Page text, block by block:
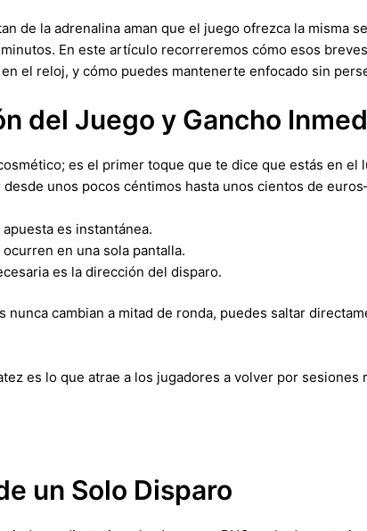
de la adrenalina aman que el juego ofrezca la misma
En este artículo recorreremos cómo esos
el reloj, y cómo puedes mantenerte enfocado sin
del Juego y Gancho
es el primer toque que te dice que estás en
unos pocos céntimos hasta unos cientos de
es instantánea.
en una sola pantalla.
es la dirección del disparo.
nunca cambian a mitad de ronda, puedes saltar
es lo que atrae a los jugadores a volver por
un Solo Disparo